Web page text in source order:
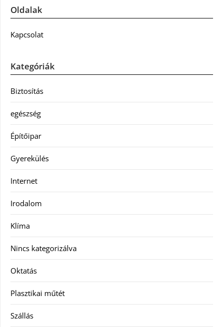
Oldalak
Kapcsolat
Kategóriák
Biztosítás
egészség
Építőipar
Gyerekülés
Internet
Irodalom
Klíma
Nincs kategorizálva
Oktatás
Plasztikai műtét
Szállás